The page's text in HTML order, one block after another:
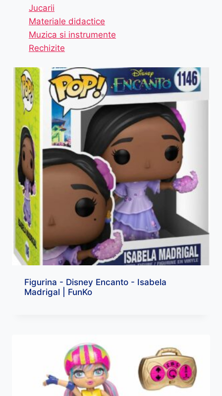
Jucarii
Materiale didactice
Muzica si instrumente
Rechizite
Figurina - Disney Encanto - Isabela
Madrigal | FunKo